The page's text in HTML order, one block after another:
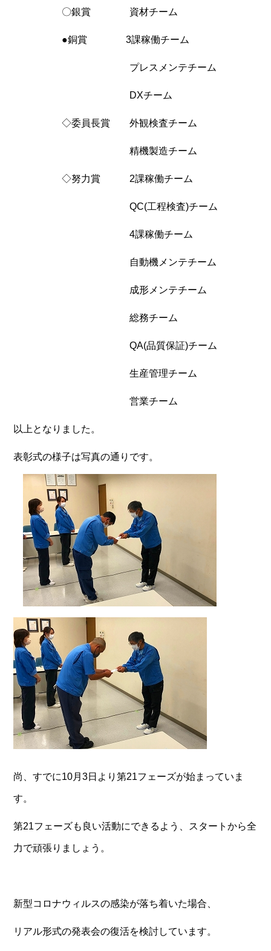
〇銀賞 資材チーム
●銅賞 3課稼働チーム
プレスメンテチーム
DXチーム
◇委員長賞 外観検査チーム
精機製造チーム
◇努力賞 2課稼働チーム
QC(工程検査)チーム
4課稼働チーム
自動機メンテチーム
成形メンテチーム
総務チーム
QA(品質保証)チーム
生産管理チーム
営業チーム
以上となりました。
表彰式の様子は写真の通りです。
尚、すでに10月3日より第21フェーズが始まっていま
す。
第21フェーズも良い活動にできるよう、スタートから全
力で頑張りましょう。
新型コロナウィルスの感染が落ち着いた場合、
リアル形式の発表会の復活を検討しています。